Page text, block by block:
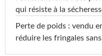
qui résiste à la
Perte de poids : vendu
réduire les fringales